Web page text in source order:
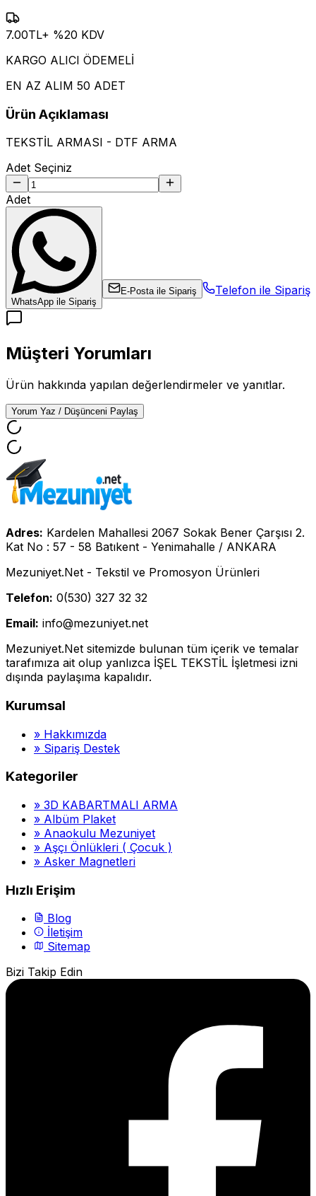
7.00TL+ %20 KDV
KARGO ALICI ÖDEMELİ
EN AZ ALIM 50 ADET
Ürün Açıklaması
TEKSTİL ARMASI - DTF ARMA
Adet Seçiniz
Adet
WhatsApp ile Sipariş
E-Posta ile Sipariş Telefon ile Sipariş
Müşteri Yorumları
Ürün hakkında yapılan değerlendirmeler ve yanıtlar.
Yorum Yaz / Düşünceni Paylaş
Adres: Kardelen Mahallesi 2067 Sokak Bener Çarşısı 2.
Kat No : 57 - 58 Batıkent - Yenimahalle / ANKARA
Mezuniyet.Net - Tekstil ve Promosyon Ürünleri
Telefon: 0(530) 327 32 32
Email: info@mezuniyet.net
Mezuniyet.Net sitemizde bulunan tüm içerik ve temalar
tarafımıza ait olup yanlızca İŞEL TEKSTİL İşletmesi izni
dışında paylaşıma kapalıdır.
Kurumsal
» Hakkımızda
» Sipariş Destek
Kategoriler
» 3D KABARTMALI ARMA
» Albüm Plaket
» Anaokulu Mezuniyet
» Aşçı Önlükleri ( Çocuk )
» Asker Magnetleri
Hızlı Erişim
Blog
İletişim
Sitemap
Bizi Takip Edin